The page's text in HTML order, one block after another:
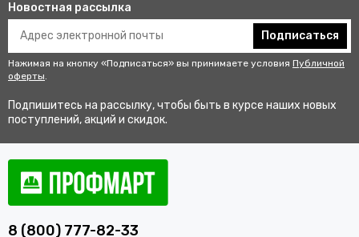
Новостная рассылка
Подписаться
Нажимая на кнопку «Подписаться» вы принимаете условия Публичной
оферты.
Подпишитесь на рассылку, чтобы быть в курсе наших новых
поступлений, акций и скидок.
8 (800) 777-82-33